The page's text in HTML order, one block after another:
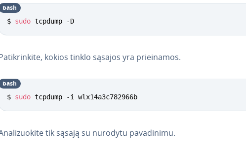
$ sudo tcpdump -D
bash
kokios tinklo sąsajos yra pri­ei­na­mos.
$ sudo tcpdump -i wlx14a3c782966b
bash
tik sąsają su nurodytu pa­va­di­ni­mu.